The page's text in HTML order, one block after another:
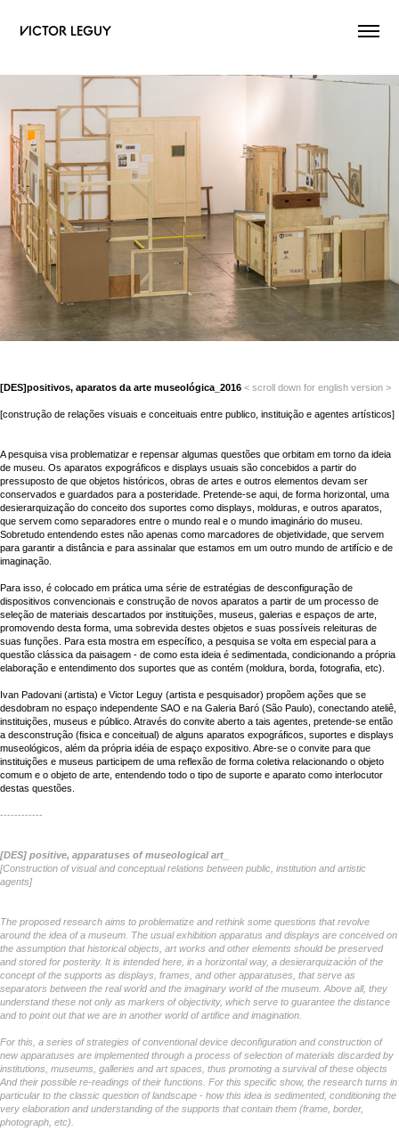
VICTOR LEGUY
[DES]positivos, aparatos da arte museológica_2016 < scroll down for english version >
[construção de relações visuais e conceituais entre publico, instituição e agentes artísticos]
A pesquisa visa problematizar e repensar algumas questões que orbitam em torno da ideia
de museu. Os aparatos expográficos e displays usuais são concebidos a partir do
pressuposto de que objetos históricos, obras de artes e outros elementos devam ser
conservados e guardados para a posteridade. Pretende-se aqui, de forma horizontal, uma
desierarquização do conceito dos suportes como displays, molduras, e outros aparatos,
que servem como separadores entre o mundo real e o mundo imaginário do museu.
Sobretudo entendendo estes não apenas como marcadores de objetividade, que servem
para garantir a distância e para assinalar que estamos em um outro mundo de artifício e de
imaginação.
Para isso, é colocado em prática uma série de estratégias de desconfiguração de
dispositivos convencionais e construção de novos aparatos a partir de um processo de
seleção de materiais descartados por instituições, museus, galerias e espaços de arte,
promovendo desta forma, uma sobrevida destes objetos e suas possíveis releituras de
suas funções. Para esta mostra em específico, a pesquisa se volta em especial para a
questão clássica da paisagem - de como esta ideia é sedimentada, condicionando a própria
elaboração e entendimento dos suportes que as contém (moldura, borda, fotografia, etc).
Ivan Padovani (artista) e Victor Leguy (artista e pesquisador) propõem ações que se
desdobram no espaço independente SAO e na Galeria Baró (São Paulo), conectando ateliê,
instituições, museus e público. Através do convite aberto a tais agentes, pretende-se então
a desconstrução (fisica e conceitual) de alguns aparatos expográficos, suportes e displays
museológicos, além da própria idéia de espaço expositivo. Abre-se o convite para que
instituições e museus participem de uma reflexão de forma coletiva relacionando o objeto
comum e o objeto de arte, entendendo todo o tipo de suporte e aparato como interlocutor
destas questões.
------------
[DES] positive, apparatuses of museological art_
[Construction of visual and conceptual relations between public, institution and artistic
agents]
The proposed research aims to problematize and rethink some questions that revolve
around the idea of a museum. The usual exhibition apparatus and displays are conceived on
the assumption that historical objects, art works and other elements should be preserved
and stored for posterity. It is intended here, in a horizontal way, a desierarquización of the
concept of the supports as displays, frames, and other apparatuses, that serve as
separators between the real world and the imaginary world of the museum. Above all, they
understand these not only as markers of objectivity, which serve to guarantee the distance
and to point out that we are in another world of artifice and imagination.
For this, a series of strategies of conventional device deconfiguration and construction of
new apparatuses are implemented through a process of selection of materials discarded by
institutions, museums, galleries and art spaces, thus promoting a survival of these objects
And their possible re-readings of their functions. For this specific show, the research turns in
particular to the classic question of landscape - how this idea is sedimented, conditioning the
very elaboration and understanding of the supports that contain them (frame, border,
photograph, etc).